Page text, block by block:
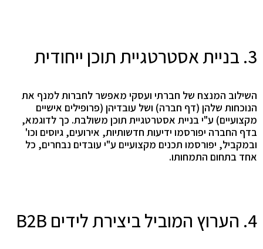
3. בניית אסטרטגיית תוכן ייחודית
השילוב המנצח של חברתי ועסקי מאפשר לחברות למנף את
הנוכחות שלהן (דף חברה) ושל עובדיהן (פרופילים אישיים
מקצועיים) ע"י בניית אסטרטגיית תוכן משולבת. כך לדוגמא,
בדף החברה יפורסמו ידיעות חדשותיות, אירועים, גיוסים וכו'
ובמקביל, יפורסמו תכנים מקצועיים ע"י עובדים נבחרים, כל
אחד בתחום התמחותו.
4. הערוץ המוביל ביצירת לידים B2B